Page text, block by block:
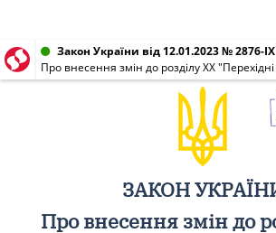
Закон України від 12.01.2023 № 2876-IX